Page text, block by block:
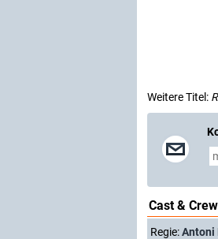
Weitere Titel:
Cast & Crew
Regie:Antoni